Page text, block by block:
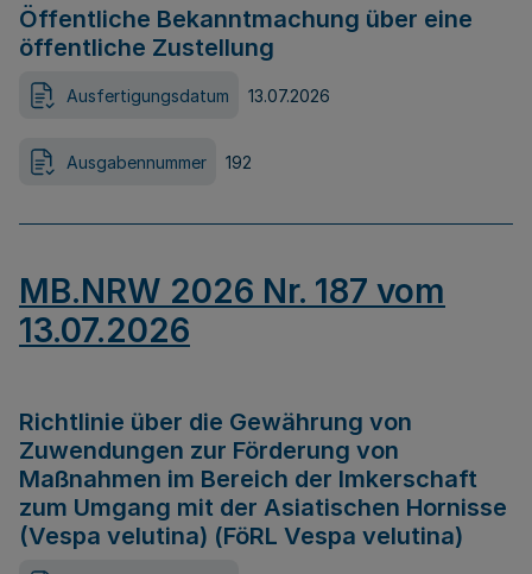
Öffentliche Bekanntmachung über eine
öffentliche Zustellung
Ausfertigungsdatum 13.07.2026
Ausgabennummer 192
MB.NRW 2026 Nr. 187 vom
13.07.2026
Richtlinie über die Gewährung von
Zuwendungen zur Förderung von
Maßnahmen im Bereich der Imkerschaft
zum Umgang mit der Asiatischen Hornisse
(Vespa velutina) (FöRL Vespa velutina)